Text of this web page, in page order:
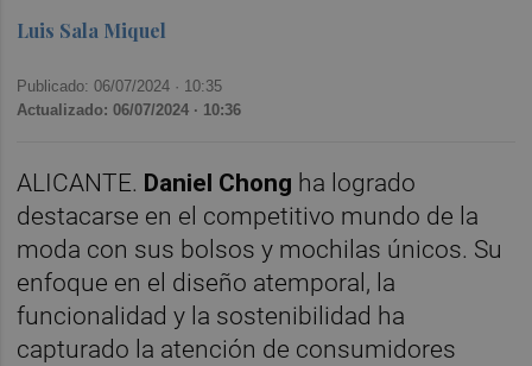
Luis Sala Miquel
Publicado: 06/07/2024 · 10:35
Actualizado: 06/07/2024 · 10:36
ALICANTE. Daniel Chong ha logrado
destacarse en el competitivo mundo de la
moda con sus bolsos y mochilas únicos. Su
enfoque en el diseño atemporal, la
funcionalidad y la sostenibilidad ha
capturado la atención de consumidores